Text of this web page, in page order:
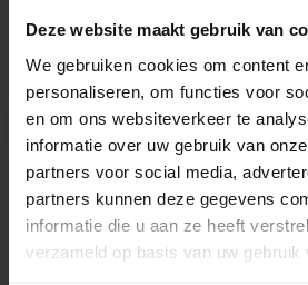
Deze website maakt gebruik van
We gebruiken cookies om content
personaliseren, om functies voor
en om ons websiteverkeer te
informatie over uw gebruik van
partners voor social media,
partners kunnen deze gegevens
informatie die u aan ze heeft
verzameld op basis van uw gebruik
Kinder dürfen sich freuen und stolz
werden sie ermutigt, diese Freude
teilen.
Sicherheit
Sicherheit und Qualität stehen bei
Stelle. Deshalb werden alle
strengsten Tests und